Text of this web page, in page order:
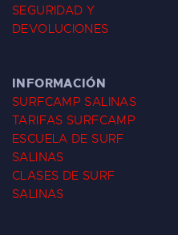
SEGURIDAD Y
DEVOLUCIONES
INFORMACIÓN
SURFCAMP SALINAS
TARIFAS SURFCAMP
ESCUELA DE SURF
SALINAS
CLASES DE SURF
SALINAS